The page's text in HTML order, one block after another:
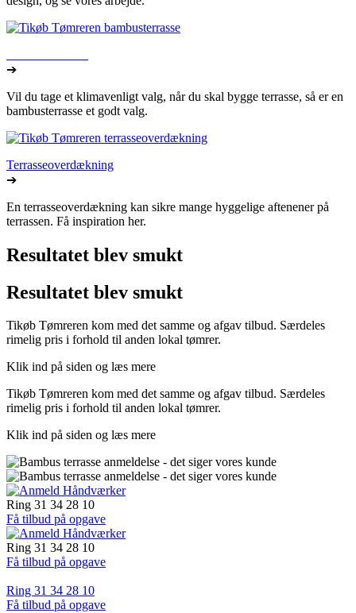
➔
Vil du tage et klimavenligt valg, når du skal bygge terrasse, så er en
bambusterrasse et godt valg.
Terrasseoverdækning
➔
En terrasseoverdækning kan sikre mange hyggelige aftenener på
terrassen. Få inspiration her.
Resultatet blev smukt
Resultatet blev smukt
Tikøb Tømreren kom med det samme og afgav tilbud. Særdeles
rimelig pris i forhold til anden lokal tømrer.
Klik ind på siden og læs mere
Tikøb Tømreren kom med det samme og afgav tilbud. Særdeles
rimelig pris i forhold til anden lokal tømrer.
Klik ind på siden og læs mere
Ring 31 34 28 10
Få tilbud på opgave
Ring 31 34 28 10
Få tilbud på opgave
Ring 31 34 28 10
Få tilbud på opgave